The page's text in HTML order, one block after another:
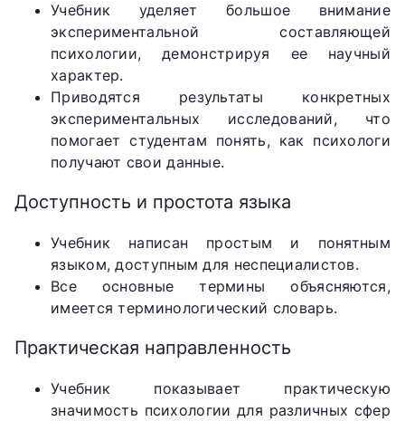
Учебник уделяет большое внимание
экспериментальной составляющей
психологии, демонстрируя ее научный
характер.
Приводятся результаты конкретных
экспериментальных исследований, что
помогает студентам понять, как психологи
получают свои данные.
Доступность и простота языка
Учебник написан простым и понятным
языком, доступным для неспециалистов.
Все основные термины объясняются,
имеется терминологический словарь.
Практическая направленность
Учебник показывает практическую
значимость психологии для различных сфер